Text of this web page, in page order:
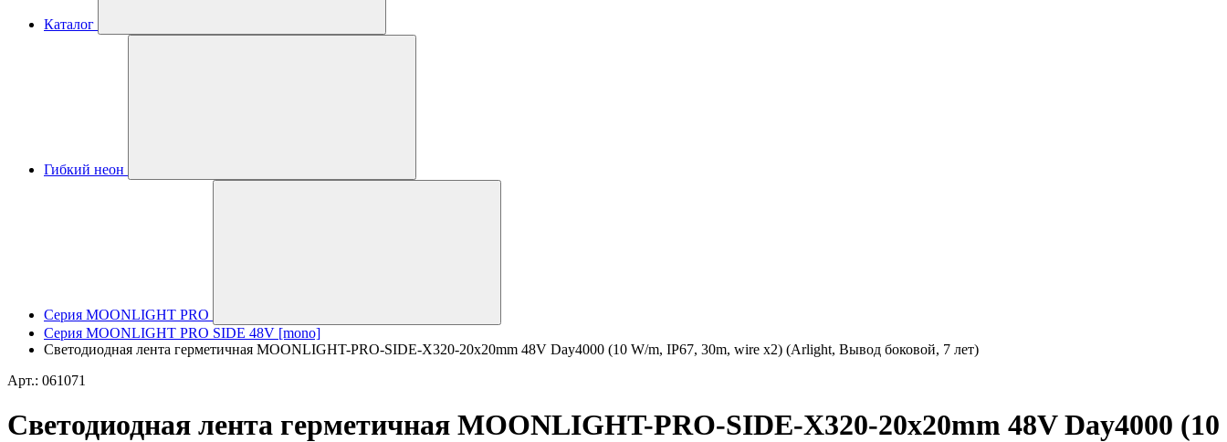
Каталог
Гибкий неон
Серия MOONLIGHT PRO
Серия MOONLIGHT PRO SIDE 48V [mono]
Светодиодная лента герметичная MOONLIGHT-PRO-SIDE-X320-20x20mm 48V Day4000 (10 W/m, IP67, 30m, wire x2) (Arlight, Вывод боковой, 7 лет)
Арт.: 061071
Светодиодная лента герметичная MOONLIGHT-PRO-SIDE-X320-20x20mm 48V Day4000 (10